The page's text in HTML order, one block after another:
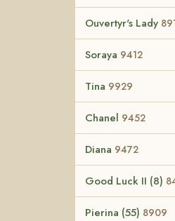
Ouvertyr's Lady
Soraya 9412
Tina 9929
Chanel 9452
Diana 9472
Good Luck II (8)
Pierina (55) 8909